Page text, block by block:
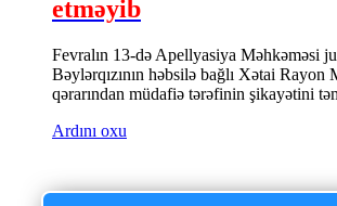
etməyib
Fevralın 13-də Apellyasiya Məhkəməsi
Bəylərqızının həbsilə bağlı Xətai Rayon
qərarından müdafiə tərəfinin şikayətini
Ardını oxu